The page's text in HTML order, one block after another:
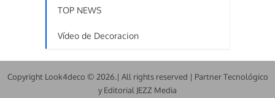
TOP NEWS
Vídeo de Decoracion
Copyright Look4deco © 2026.| All rights reserved | Partner Tecnológico
y Editorial JEZZ Media